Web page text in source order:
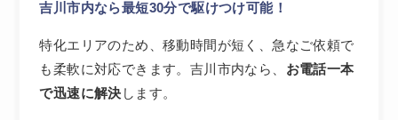
吉川市内なら最短30分で駆けつけ可能！
特化エリアのため、移動時間が短く、急なご依頼で
も柔軟に対応できます。吉川市内なら、 お電話一本
で迅速に解決 します。